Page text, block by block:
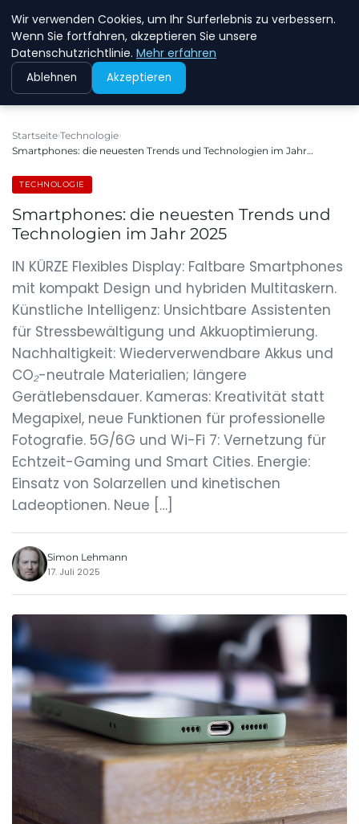
NEW ENERGY JOBS
Startseite Technologie
Smartphones: die neuesten Trends und Technologien im Jahr…
TECHNOLOGIE
Smartphones: die neuesten Trends und
Technologien im Jahr 2025
IN KÜRZE Flexibles Display: Faltbare Smartphones
mit kompakt Design und hybriden Multitaskern.
Künstliche Intelligenz: Unsichtbare Assistenten
für Stressbewältigung und Akkuoptimierung.
Nachhaltigkeit: Wiederverwendbare Akkus und
CO₂-neutrale Materialien; längere
Gerätlebensdauer. Kameras: Kreativität statt
Megapixel, neue Funktionen für professionelle
Fotografie. 5G/6G und Wi-Fi 7: Vernetzung für
Echtzeit-Gaming und Smart Cities. Energie:
Einsatz von Solarzellen und kinetischen
Ladeoptionen. Neue […]
Simon Lehmann
17. Juli 2025
Wir verwenden Cookies, um Ihr Surferlebnis zu verbessern.
Wenn Sie fortfahren, akzeptieren Sie unsere
Datenschutzrichtlinie. Mehr erfahren
Ablehnen Akzeptieren